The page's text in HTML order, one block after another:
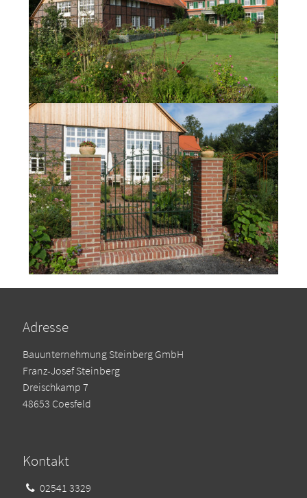
Adresse
Bauunternehmung Steinberg GmbH
Franz-Josef Steinberg
Dreischkamp 7
48653 Coesfeld
Kontakt
02541 3329